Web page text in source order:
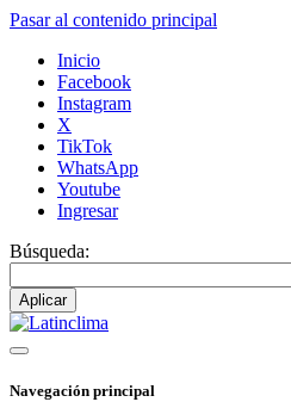
Pasar al contenido principal
Inicio
Facebook
Instagram
X
TikTok
WhatsApp
Youtube
Ingresar
Búsqueda:
Navegación principal